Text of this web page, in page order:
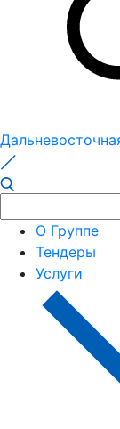
О Группе
Тендеры
Услуги